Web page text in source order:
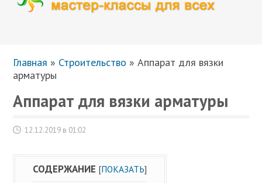
Главная » Строительство »Аппарат для вязки
арматуры
Аппарат для вязки арматуры
12.12.2019 в 01:02
СОДЕРЖАНИЕ [ПОКАЗАТЬ]